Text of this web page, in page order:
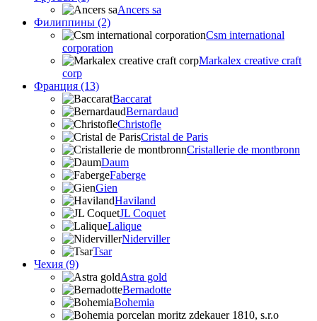
Ancers sa
Филиппины (2)
Csm international
corporation
Markalex creative craft
corp
Франция (13)
Baccarat
Bernardaud
Christofle
Cristal de Paris
Cristallerie de montbronn
Daum
Faberge
Gien
Haviland
JL Coquet
Lalique
Niderviller
Tsar
Чехия (9)
Astra gold
Bernadotte
Bohemia